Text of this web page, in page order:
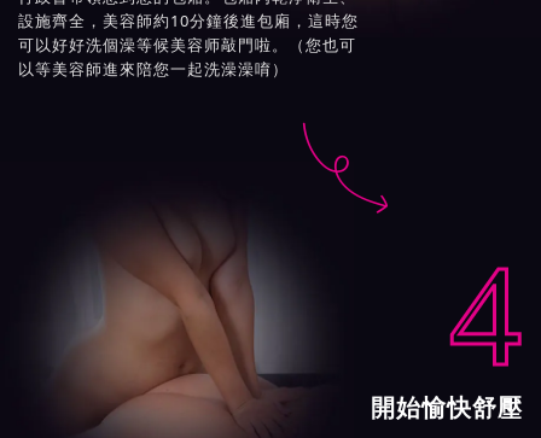
設施齊全，美容師約10分鐘後進包廂，這時您
可以好好洗個澡等候美容师敲門啦。（您也可
以等美容師進來陪您一起洗澡澡唷）

4
開始愉快舒壓